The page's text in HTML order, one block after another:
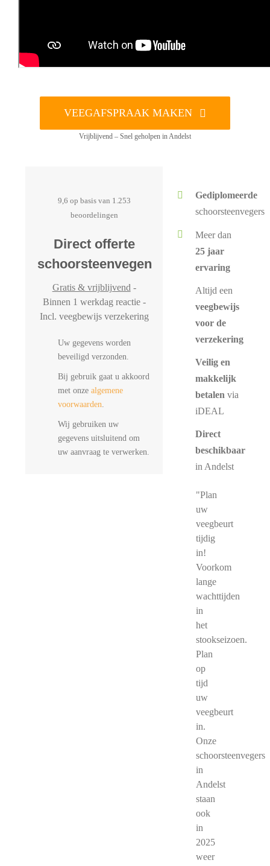
VEEGAFSPRAAK MAKEN
Vrijblijvend – Snel geholpen in Andelst
9,6 op basis van 1.253
beoordelingen
Direct offerte
schoorsteenvegen
Gratis & vrijblijvend-
Binnen 1 werkdag reactie -
Incl. veegbewijs verzekering
Uw gegevens worden
beveiligd verzonden.
Bij gebruik gaat u akkoord
met onze algemene
voorwaarden.
Wij gebruiken uw
gegevens uitsluitend om
uw aanvraag te verwerken.
Gediplomeerde
schoorsteenvegers
Meer dan
25 jaar
ervaring
Altijd een
veegbewijs
voor de
verzekering
Veilig en
makkelijk
betalen via
iDEAL
Direct
beschikbaar
in Andelst
"Plan
uw
veegbeurt
tijdig
in!
Voorkom
lange
wachttijden
in
het
stookseizoen.
Plan
op
tijd
uw
veegbeurt
in.
Onze
schoorsteenvegers
in
Andelst
staan
ook
in
2025
weer